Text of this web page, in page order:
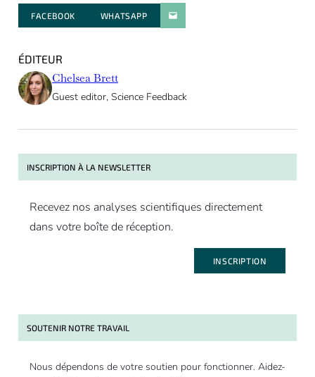
FACEBOOK WHATSAPPPARATGER PAR E-MAIL
ÉDITEUR
Chelsea Brett
Guest editor, Science Feedback
INSCRIPTION À LA NEWSLETTER
Recevez nos analyses scientifiques directement
dans votre boîte de réception.
INSCRIPTION
SOUTENIR NOTRE TRAVAIL
Nous dépendons de votre soutien pour fonctionner. Aidez-